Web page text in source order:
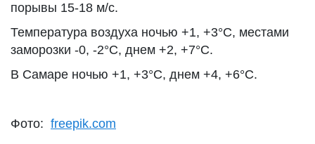
порывы 15-18 м/с.
Температура воздуха ночью +1, +3°С, местами
заморозки -0, -2°С, днем +2, +7°С.
В Самаре ночью +1, +3°С, днем +4, +6°С.
Фото: freepik.com